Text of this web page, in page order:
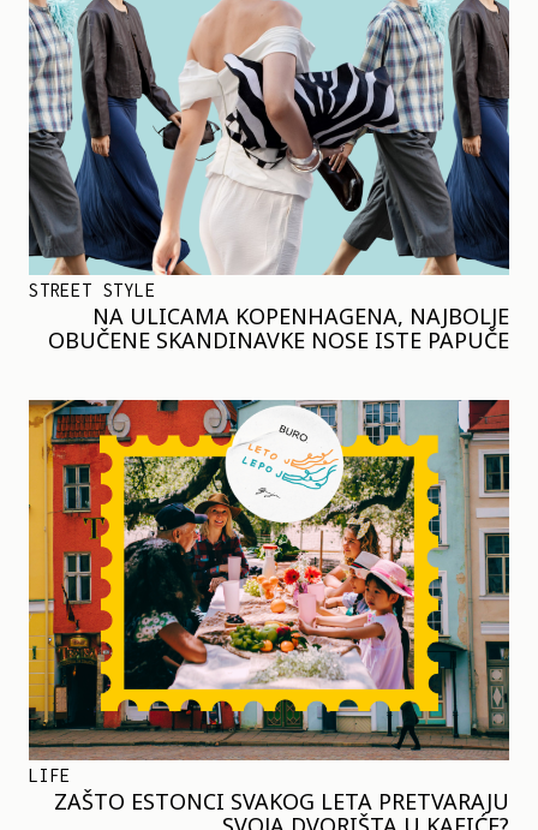
STREET STYLE
NA ULICAMA KOPENHAGENA, NAJBOLJE
OBUČENE SKANDINAVKE NOSE ISTE PAPUČE
LIFE
ZAŠTO ESTONCI SVAKOG LETA PRETVARAJU